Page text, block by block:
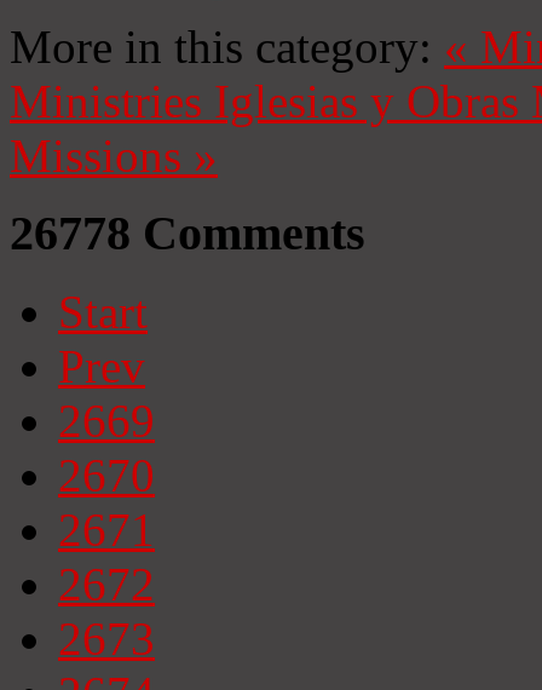
More in this category: «
Ministries Iglesias y Obras
Missions »
26778 Comments
Start
Prev
2669
2670
2671
2672
2673